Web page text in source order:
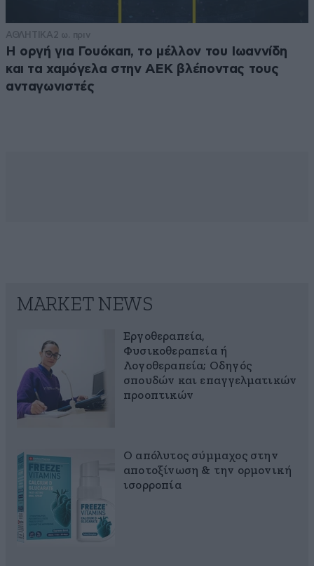
ΑΘΛΗΤΙΚΑ2 ω. πριν
Η οργή για Γουόκαπ, το μέλλον του Ιωαννίδη
και τα χαμόγελα στην ΑΕΚ βλέποντας τους
ανταγωνιστές
MARKET NEWS
Εργοθεραπεία,
Φυσικοθεραπεία ή
Λογοθεραπεία; Οδηγός
σπουδών και επαγγελματικών
προοπτικών
Ο απόλυτος σύμμαχος στην
αποτοξίνωση & την ορμονική
ισορροπία